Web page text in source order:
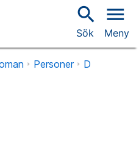
search
Sök
menu
Meny
Personer D